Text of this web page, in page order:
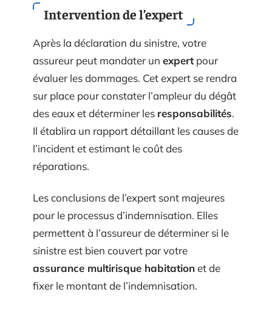
Intervention de l’expert
Après la déclaration du sinistre, votre
assureur peut mandater un expertpour
évaluer les dommages. Cet expert se rendra
sur place pour constater l’ampleur du dégât
des eaux et déterminer les responsabilités.
Il établira un rapport détaillant les causes de
l’incident et estimant le coût des
réparations.
Les conclusions de l’expert sont majeures
pour le processus d’indemnisation. Elles
permettent à l’assureur de déterminer si le
sinistre est bien couvert par votre
assurance multirisque habitationet de
fixer le montant de l’indemnisation.